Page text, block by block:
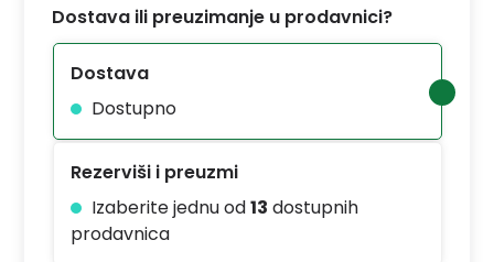
Dostava ili preuzimanje u prodavnici?
Dostava
Dostupno
Rezerviši i preuzmi
Izaberite jednu od13 dostupnih
prodavnica